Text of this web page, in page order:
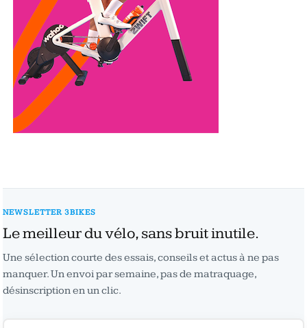
NEWSLETTER 3BIKES
Le meilleur du vélo, sans bruit inutile.
Une sélection courte des essais, conseils et actus à ne pas
manquer. Un envoi par semaine, pas de matraquage,
désinscription en un clic.